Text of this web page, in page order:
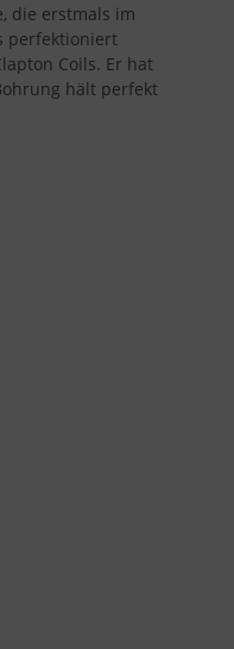
die erstmals im
perfektioniert
Coils. Er hat
hält perfekt